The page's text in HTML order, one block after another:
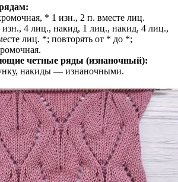
* 1 изн., 2 п. вместе лиц.
4 лиц., накид, 1 лиц., накид, 4 лиц.,
лиц. *; повторять от * до *;
четные ряды (изнаночный):
накиды — изнаночными.